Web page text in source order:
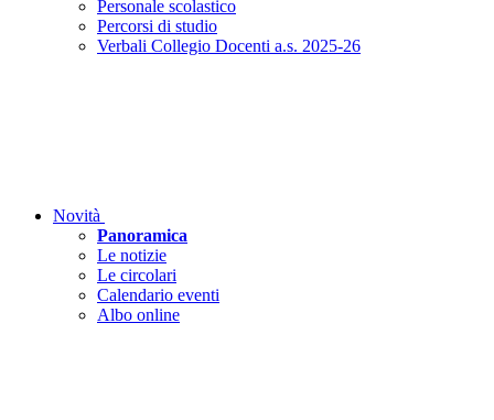
Personale scolastico
Percorsi di studio
Verbali Collegio Docenti a.s. 2025-26
Novità
Panoramica
Le notizie
Le circolari
Calendario eventi
Albo online